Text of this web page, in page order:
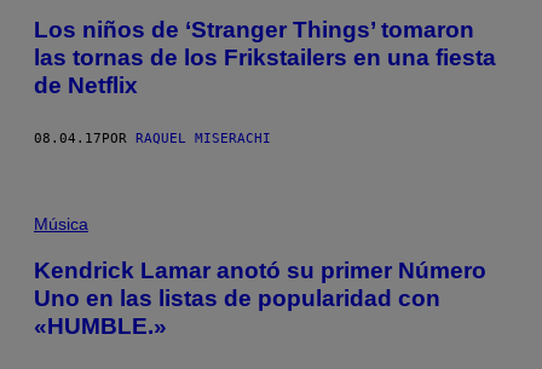
Los niños de ‘Stranger Things’ tomaron
las tornas de los Frikstailers en una fiesta
de Netflix
08.04.17 POR RAQUEL MISERACHI
Música
Kendrick Lamar anotó su primer Número
Uno en las listas de popularidad con
«HUMBLE.»